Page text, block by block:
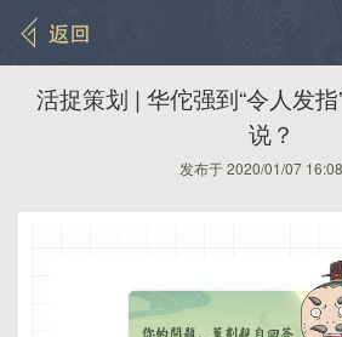
活捉策划 | 华佗强到“令人发
说？
发布于 2020/01/07